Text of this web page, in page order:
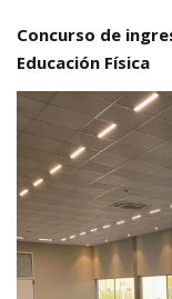
Concurso de
Educación Física